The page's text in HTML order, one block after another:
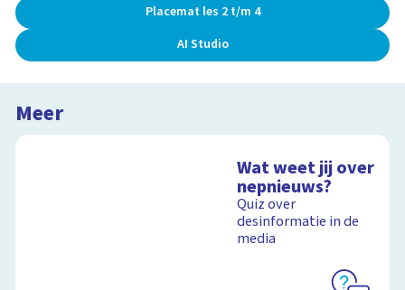
Placemat les 2 t/m 4
AI Studio
Meer
Wat weet jij over
nepnieuws?
Quiz over
desinformatie in de
media